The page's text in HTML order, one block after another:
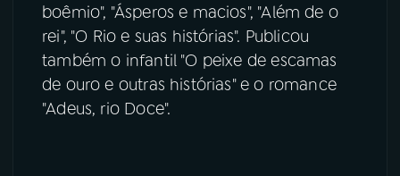
boêmio", "Ásperos e macios", "Além de o
rei", "O Rio e suas histórias". Publicou
também o infantil "O peixe de escamas
de ouro e outras histórias" e o romance
"Adeus, rio Doce".